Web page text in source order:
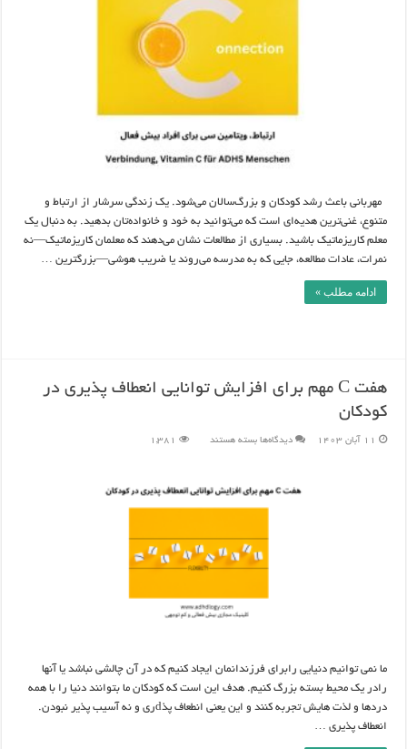
ویتامین
Connection
مهربانی باعث رشد کودکان و بزرگ‌سالان می‌شود. یک زندگی سرشار از ارتباط و
متنوع، غنی‌ترین هدیه‌ای است که می‌توانید به خود و خانواده‌تان بدهید. به دنبال یک
معلم کاریزماتیک باشید. بسیاری از مطالعات نشان می‌دهند که معلمان کاریزماتیک—نه
نمرات، عادات مطالعه، جایی که به مدرسه می‌روند یا ضریب هوشی—بزرگترین …
ادامه مطلب »
هفت C مهم برای افزایش توانایی انعطاف پذیری در
کودکان
11 آبان 1403 دیدگاه‌ها برای
افزایش
کودکان
بسته هستند 1,381
ما نمی توانیم دنیایی رابرای فرزندانمان ایجاد کنیم که در آن چالشی نباشد یا آنها
رادر یک محیط بسته بزرگ کنیم. هدف این است که کودکان ما بتوانند دنیا را با همه
دردها و لذت هایش تجربه کنند و این یعنی انطعاف پذdری و نه آسیب پذیر نبودن.
انعطاف پذیری …